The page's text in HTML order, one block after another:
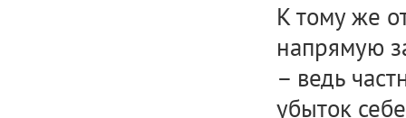
К тому же
напрямую
– ведь
убыток